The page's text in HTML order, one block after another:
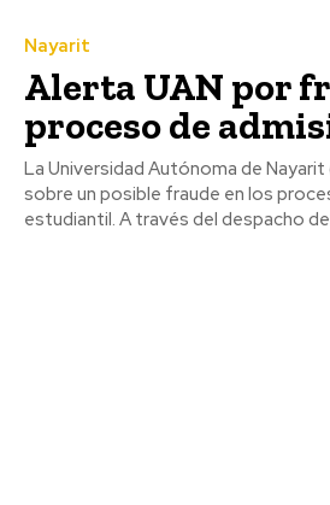
Nayarit
Alerta UAN por
proceso de
La Universidad Autónoma de Nayarit
sobre un posible fraude en los
estudiantil. A través del